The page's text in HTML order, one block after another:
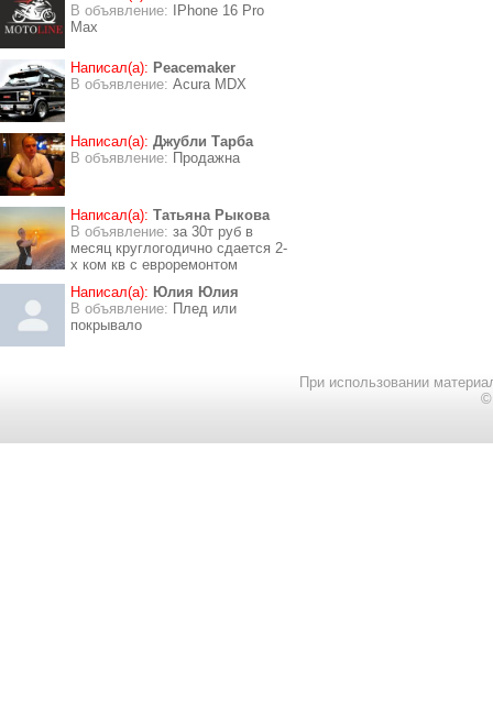
В объявление:
IPhone 16 Pro
Max
Написал(а): Peacemaker
В объявление: Acura MDX
Написал(а): Джубли Тарба
В объявление: Продажна
Написал(а): Татьяна Рыкова
В объявление: за 30т руб в
месяц круглогодично сдается 2-
х ком кв с евроремонтом
Написал(а): Юлия Юлия
В объявление: Плед или
покрывало
При использовании